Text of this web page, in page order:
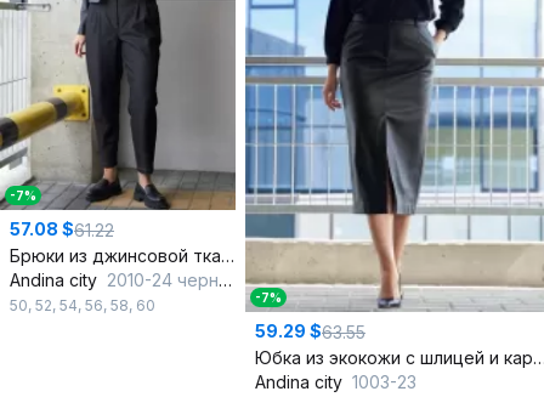
-7%
57.08 $61.22
Брюки из джинсовой ткани со складками и карманами
Andina city 2010-24 черный
50, 52, 54, 56, 58, 60 -7%
59.29 $63.55
Юбка из экокожи с шлицей и
Andina city 1003-23